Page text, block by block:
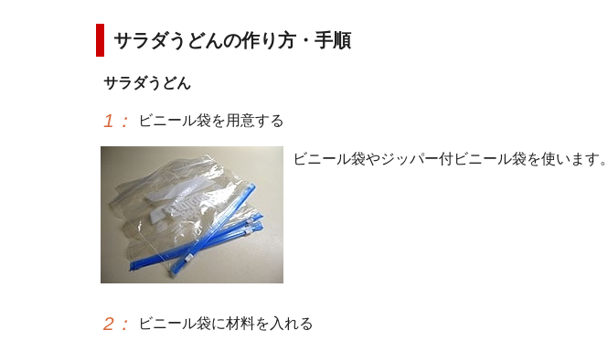
サラダうどんの作り方・手順
サラダうどん
1 ： ビニール袋を用意する
ビニール袋やジッパー付ビニール袋を使います。
2 ： ビニール袋に材料を入れる